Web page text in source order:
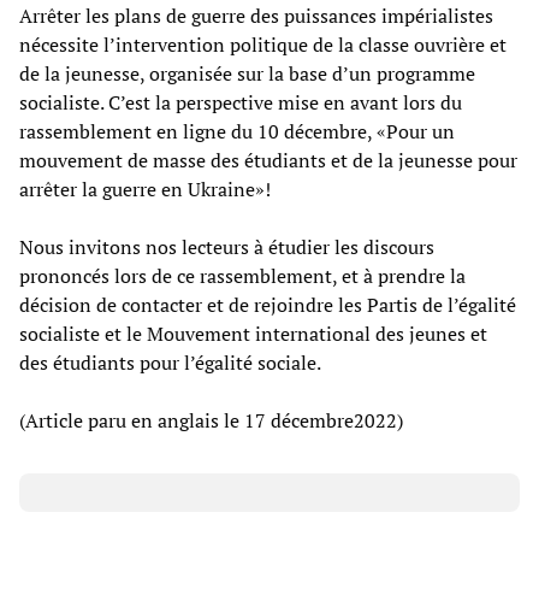
Arrêter les plans de guerre des puissances impérialistes
nécessite l’intervention politique de la classe ouvrière et
de la jeunesse, organisée sur la base d’un programme
socialiste. C’est la perspective mise en avant lors du
rassemblement en ligne du 10 décembre, «Pour un
mouvement de masse des étudiants et de la jeunesse pour
arrêter la guerre en Ukraine»!
Nous invitons nos lecteurs à étudier les discours
prononcés lors de ce rassemblement, et à prendre la
décision de contacter et de rejoindre les Partis de l’égalité
socialiste et le Mouvement international des jeunes et
des étudiants pour l’égalité sociale.
(Article paru en anglais le 17 décembre2022)